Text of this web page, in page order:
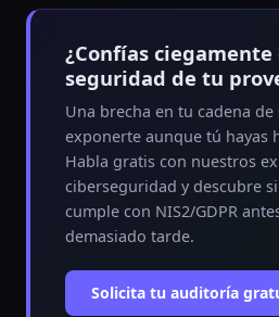
¿Confías ciegamente
seguridad de tu
Una brecha en tu cadena
exponerte aunque tú hayas
Habla gratis con nuestros
ciberseguridad y descubre
cumple con NIS2/GDPR
demasiado tarde.
Solicita tu auditoría